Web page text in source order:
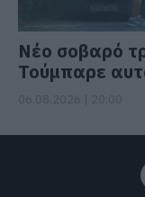
Νέο σοβαρό
Τούμπαρε